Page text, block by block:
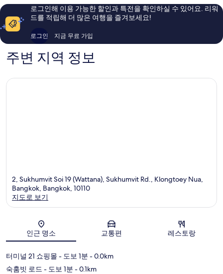
이
후
기
이
용
로그인해 이용 가능한 할인과 특전을 확인하실 수 있어요. 리워
드를 적립해 더 많은 여행을 즐겨보세요!
로그인 지금 무료 가입
주변 지역 정보
2, Sukhumvit Soi 19 (Wattana), Sukhumvit Rd., Klongtoey Nua,
Bangkok, Bangkok, 10110
지도로 보기
인근 명소 교통편 레스토랑
터미널 21 쇼핑몰 - 도보 1분 - 0.0km
숙훔빗 로드 - 도보 1분 - 0.1km